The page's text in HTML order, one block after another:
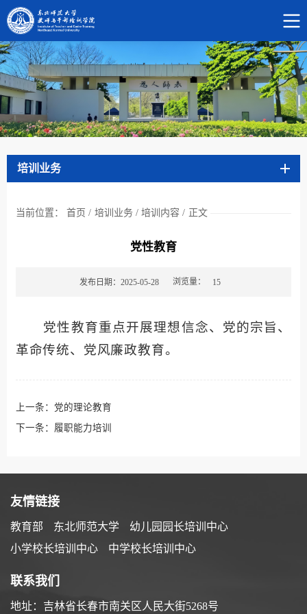
培训业务
当前位置： 首页 / 培训业务 / 培训内容 / 正文
党性教育
发布日期：2025-05-28 浏览量： 15
党性教育重点开展理想信念、党的宗旨、
革命传统、党风廉政教育。
上一条： 党的理论教育
下一条： 履职能力培训
友情链接
教育部 东北师范大学
幼儿园园长培训中心
小学校长培训中心
中学校长培训中心
联系我们
地址：吉林省长春市南关区人民大街5268号